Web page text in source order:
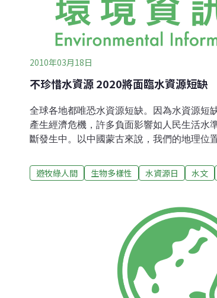
2010年03月18日
不珍惜水資源 2020將面臨水資源短缺
全球各地都唯恐水資源短缺。因為水資源短
產生經濟危機，許多負面影響如人民生活水
斷發生中。以中國蒙古來說，我們的地理位
健康標準，主要河流都流向外國，因此，中
專家估計，河川流域平均一年有60%的水量
水、10.5%為冰河、5.8為河水。表層水資源
庫蘇古爾湖水。雖然表面上來看地下水資源
才會復育，因此可使用的水量並不多；而表
國使用的水量90%是由地下水來供應。可由
加上形成條件特殊，因此，我們絕不可以過
遊牧綠人間 生物多樣性 水資源日 水文